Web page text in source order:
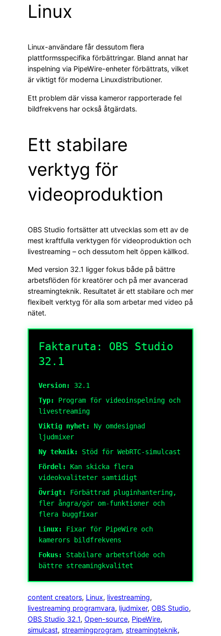
Linux
Linux-användare får dessutom flera
plattformsspecifika förbättringar. Bland annat har
inspelning via PipeWire-enheter förbättrats, vilket
är viktigt för moderna Linuxdistributioner.
Ett problem där vissa kameror rapporterade fel
bildfrekvens har också åtgärdats.
Ett stabilare
verktyg för
videoproduktion
OBS Studio fortsätter att utvecklas som ett av de
mest kraftfulla verktygen för videoproduktion och
livestreaming – och dessutom helt öppen källkod.
Med version 32.1 ligger fokus både på bättre
arbetsflöden för kreatörer och på mer avancerad
streamingteknik. Resultatet är ett stabilare och mer
flexibelt verktyg för alla som arbetar med video på
nätet.
Faktaruta: OBS Studio
32.1
Version:
32.1
Typ:
Program för videoinspelning och
livestreaming
Viktig nyhet:
Ny omdesignad
ljudmixer
Ny teknik:
Stöd för WebRTC-simulcast
Fördel:
Kan skicka flera
videokvaliteter samtidigt
Övrigt:
Förbättrad pluginhantering,
fler ångra/gör om-funktioner och
flera buggfixar
Linux:
Fixar för PipeWire och
kamerors bildfrekvens
Fokus:
Stabilare arbetsflöde och
bättre streamingkvalitet
content creators, Linux, livestreaming
livestreaming programvara, ljudmixer, OBS Studio
OBS Studio 32.1, Open-source, PipeWire
simulcast, streamingprogram, streamingteknik